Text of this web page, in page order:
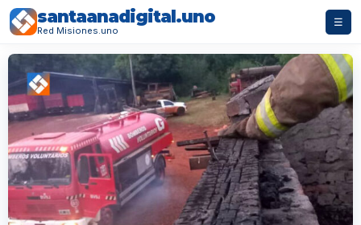
santaanadigital.uno
Red Misiones.uno
☰